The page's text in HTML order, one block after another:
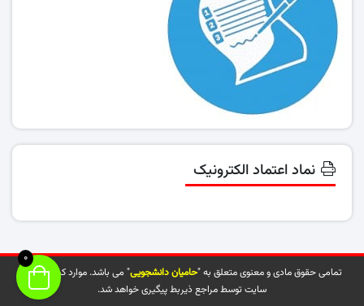
نماد اعتماد الکترونیک
تمامی حقوق مادی و معنوی متعلق به "حامیان دانشجویی" می باشد. موارد کپی شده از
سایت توسط مراجع ذیربط پیگیری خواهد شد.
0